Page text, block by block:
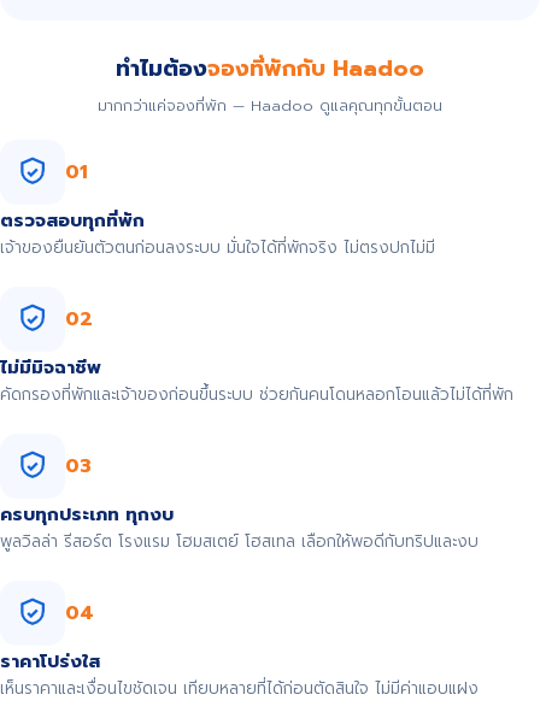
ทำไมต้องจองที่พักกับ Haadoo
มากกว่าแค่จองที่พัก — Haadoo ดูแลคุณทุกขั้นตอน
01
ตรวจสอบทุกที่พัก
เจ้าของยืนยันตัวตนก่อนลงระบบ มั่นใจได้ที่พักจริง ไม่ตรงปกไม่มี
02
ไม่มีมิจฉาชีพ
คัดกรองที่พักและเจ้าของก่อนขึ้นระบบ ช่วยกันคนโดนหลอกโอนแล้วไม่ได้ที่พัก
03
ครบทุกประเภท ทุกงบ
พูลวิลล่า รีสอร์ต โรงแรม โฮมสเตย์ โฮสเทล เลือกให้พอดีกับทริปและงบ
04
ราคาโปร่งใส
เห็นราคาและเงื่อนไขชัดเจน เทียบหลายที่ได้ก่อนตัดสินใจ ไม่มีค่าแอบแฝง